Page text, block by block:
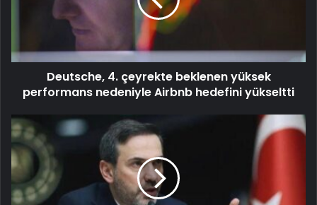
Deutsche, 4. çeyrekte beklenen yüksek
performans nedeniyle Airbnb hedefini yükseltti